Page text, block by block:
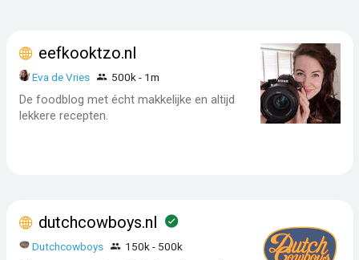
eefkooktzo.nl
Eva de Vries 500k - 1m
De foodblog met écht makkelijke en altijd
lekkere recepten.
dutchcowboys.nl
Dutchcowboys 150k - 500k